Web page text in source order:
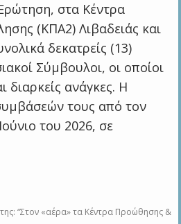
στα Κέντρα
(ΚΠΑ2) Λιβαδειάς και
δεκατρείς (13)
Σύμβουλοι, οι οποίοι
διαρκείς ανάγκες. Η
τους από τον
του 2026, σε
“Στον «αέρα» τα Κέντρα Προώθησης &